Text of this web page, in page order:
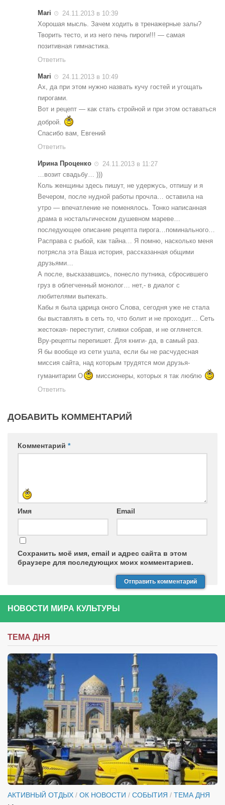
Mari
24.11.2013 в 10:39
Хорошая мысль. Зачем ходить в тренажерные залы?
Творить тесто, и из него печь пироги!!! — самая
позитивная гимнастика.
Ответить
Mari
24.11.2013 в 10:49
Ах, да при этом нужно назвать кучу гостей и угощать
пирогами.
Вот и рецепт — как стать стройной и при этом оставаться
доброй.
Спасибо вам, Евгений
Ответить
Ирина Проценко
24.11.2013 в 11:27
…возит свадьбу… )))
Коль женщины здесь пишут, не удержусь, отпишу и я
Вечером, после нудной работы прочла… оставила на
утро — впечатление не поменялось. Тонко написанная
драма в ностальгическом душевном мареве…
последующее описание рецепта пирога…поминального…
Расправа с рыбой, как тайна… Я помню, насколько меня
потрясла эта Ваша история, рассказанная общими
друзьями…
А после, высказавшись, понесло путника, сбросившего
груз в облегченный монолог… нет,- в диалог с
любителями выпекать.
Кабы я была царица оного Слова, сегодня уже не стала
бы выставлять в сеть то, что болит и не проходит… Сеть
жестокая- переступит, сливки собрав, и не оглянется.
Вру-рецепты перепишет. Для книги- да, в самый раз.
Я бы вообще из сети ушла, если бы не расчудесная
миссия сайта, над которым трудятся мои друзья-
гуманитарии O
миссионеры, которых я так люблю
Ответить
ДОБАВИТЬ КОММЕНТАРИЙ
Комментарий *
Имя Email
Сохранить моё имя, email и адрес сайта в этом
браузере для последующих моих комментариев.
НОВОСТИ МИРА КУЛЬТУРЫ
ТЕМА ДНЯ
АКТИВНЫЙ ОТДЫХ / ОК НОВОСТИ / СОБЫТИЯ / ТЕМА ДНЯ